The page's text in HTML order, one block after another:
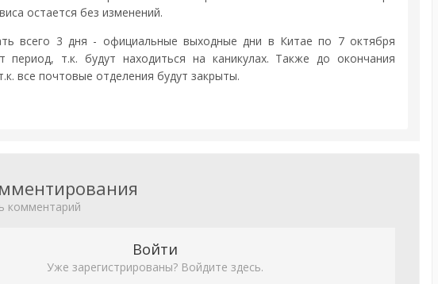
остается без изменений.
всего 3 дня - официальные выходные дни в Китае по 7 октября
т.к. будут находиться на каникулах. Также до окончания
все почтовые отделения будут закрыты.
комментарий
Войти
Уже зарегистрированы? Войдите здесь.